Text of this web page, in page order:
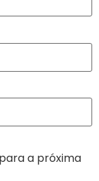
a próxima